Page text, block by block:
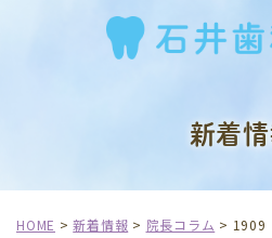
新着
HOME >新着情報 > 院長コラム > 1909